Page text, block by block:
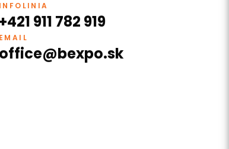
INFOLINIA
+421 911 782 919
EMAIL
office@bexpo.sk